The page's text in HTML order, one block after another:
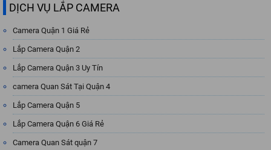
DỊCH VỤ LẮP CAMERA
Camera Quận 1 Giá Rẻ
Lắp Camera Quận 2
Lắp Camera Quận 3 Uy Tín
camera Quan Sát Tại Quận 4
Lắp Camera Quận 5
Lắp Camera Quận 6 Giá Rẻ
Camera Quan Sát quận 7